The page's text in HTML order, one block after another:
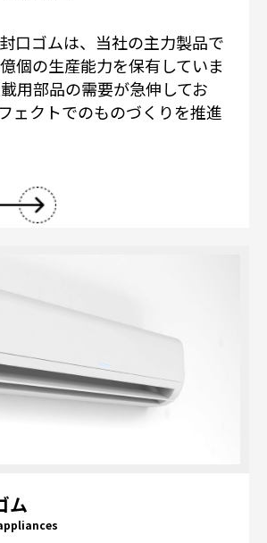
口ゴムは、当社の主力製品で
個の生産能力を保有していま
用部品の需要が急伸してお
ェクトでのものづくりを推進
ム